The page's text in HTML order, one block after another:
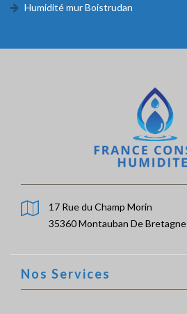
Humidité mur Boistrudan
17 Rue du Champ Morin
35360 Montauban De Bretagne
Nos Services